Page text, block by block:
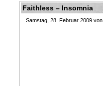
Faithless – Insomnia
Samstag, 28. Februar 2009 von